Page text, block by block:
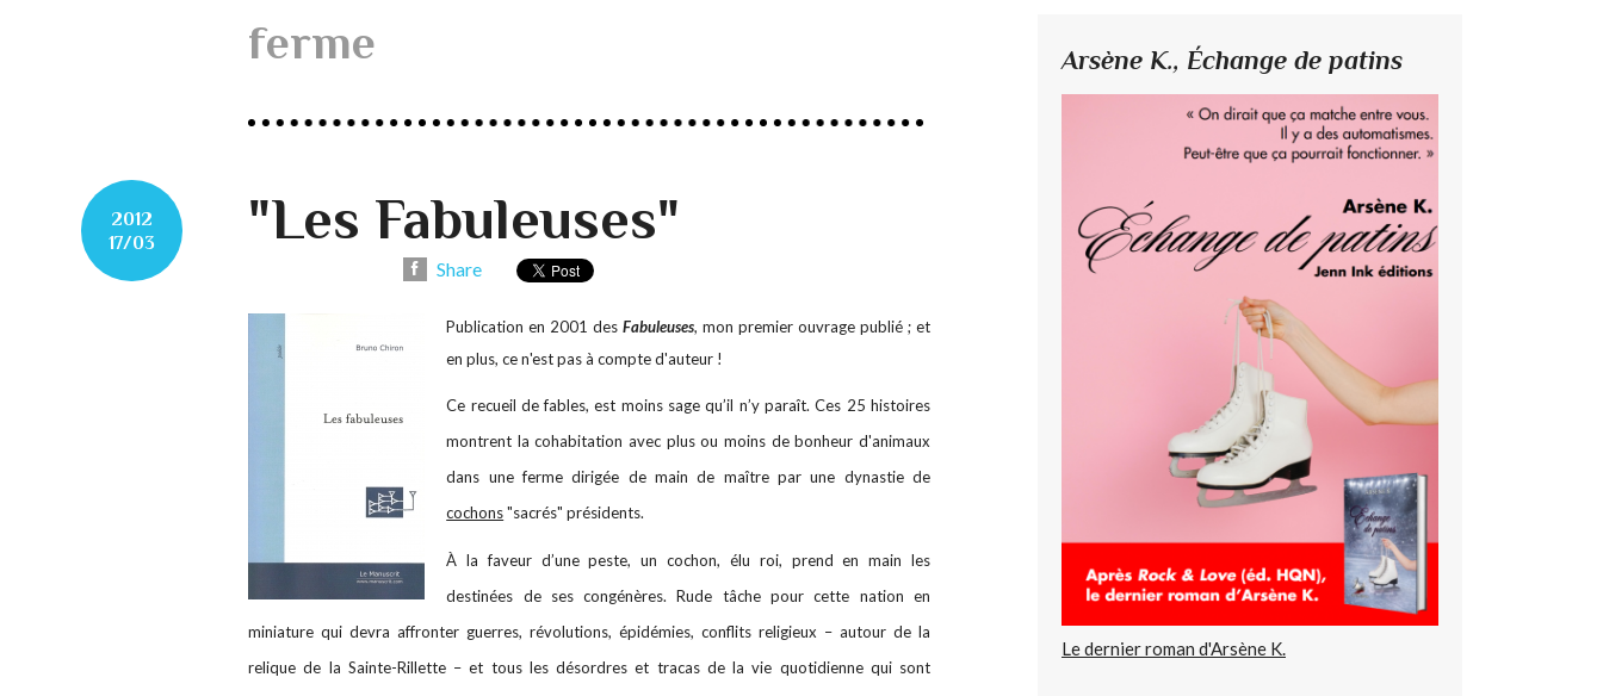
ferme
2012
17/03
"Les Fabuleuses"
Share
Publication en 2001 desFabuleuses, mon premier ouvrage publié ; et
en plus, ce n'est pas à compte d'auteur !
Ce recueil de fables, est moins sage qu’il n’y paraît. Ces 25 histoires
montrent la cohabitation avec plus ou moins de bonheur d'animaux
dans une ferme dirigée de main de maître par une dynastie de
cochons"sacrés" présidents.
À la faveur d’une peste, un cochon, élu roi, prend en main les
destinées de ses congénères. Rude tâche pour cette nation en
miniature qui devra affronter guerres, révolutions, épidémies, conflits religieux – autour de la
relique de la Sainte-Rillette – et tous les désordres et tracas de la vie quotidienne qui sont
Arsène K., Échange de patins
Le dernier roman d'Arsène K.